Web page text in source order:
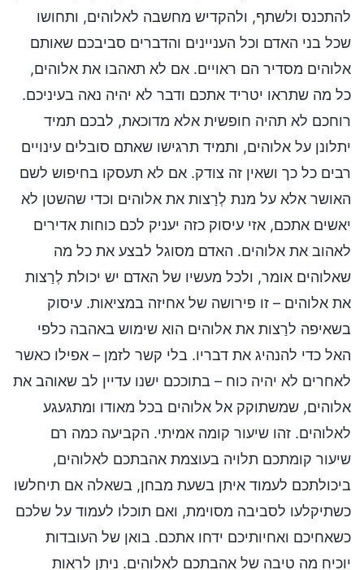
להתכנס ולשתף, ולהקדיש מחשבה לאלוהים, ותחושו
שכל בני האדם וכל העניינים והדברים סביבכם שאותם
אלוהים מסדיר הם ראויים. אם לא תאהבו את אלוהים,
כל מה שתראו יטריד אתכם ודבר לא יהיה נאה בעיניכם.
רוחכם לא תהיה חופשית אלא מדוכאת, לבכם תמיד
יתלונן על אלוהים, ותמיד תרגישו שאתם סובלים עינויים
רבים כל כך ושאין זה צודק. אם לא תעסקו בחיפוש לשם
האושר אלא על מנת לְרַצות את אלוהים וכדי שהשטן לא
יאשים אתכם, אזי עיסוק כזה יעניק לכם כוחות אדירים
לאהוב את אלוהים. האדם מסוגל לבצע את כל מה
שאלוהים אומר, ולכל מעשיו של האדם יש יכולת לְרַצות
את אלוהים – זו פירושה של אחיזה במציאות. עיסוק
בשאיפה לרַצות את אלוהים הוא שימוש באהבה כלפי
האל כדי להנהיג את דבריו. בלי קשר לזמן – אפילו כאשר
לאחרים לא יהיה כוח – בתוככם ישנו עדיין לב שאוהב את
אלוהים, שמשתוקק אל אלוהים בכל מאודו ומתגעגע
לאלוהים. זהו שיעור קומה אמיתי. הקביעה כמה רם
שיעור קומתכם תלויה בעוצמת אהבתכם לאלוהים,
ביכולתכם לעמוד איתן בשעת מבחן, בשאלה אם תיחלשו
כשתיקלעו לסביבה מסוימת, ואם תוכלו לעמוד על שלכם
כשאחיכם ואחיותיכם ידחו אתכם. בואן של העובדות
יוכיח מה טיבה של אהבתכם לאלוהים. ניתן לראות